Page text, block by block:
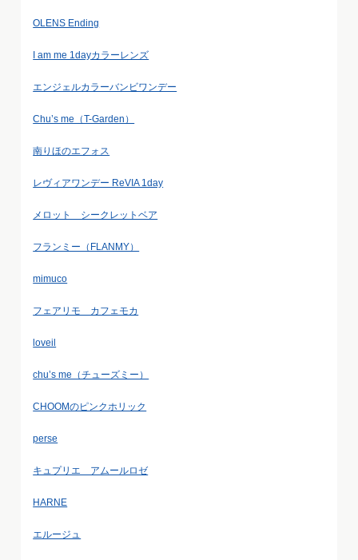
OLENS Ending
I am me 1dayカラーレンズ
エンジェルカラーバンビワンデー
Chu’s me（T-Garden）
南りほのエフォス
レヴィアワンデー ReVIA 1day
メロット シークレットベア
フランミー（FLANMY）
mimuco
フェアリモ カフェモカ
loveil
chu’s me（チューズミー）
CHOOMのピンクホリック
perse
キュプリエ アムールロゼ
HARNE
エルージュ